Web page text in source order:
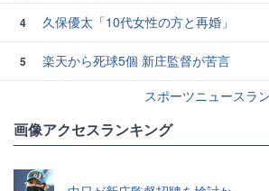
4 久保優太「10代女性の方と再婚」
5
楽天から死球5個 新庄監督が苦言
スポーツニュースラ
画像アクセスランキング